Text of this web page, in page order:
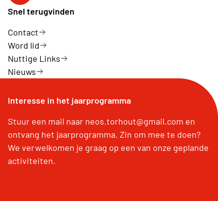
Snel terugvinden
Contact
Word lid
Nuttige Links
Nieuws
Interesse in het jaarprogramma
Stuur een mail naar neos.torhout@gmail.com en
ontvang het jaarprogramma. Zin om mee te doen?
We verwelkomen je graag op een van onze geplande
activiteiten.